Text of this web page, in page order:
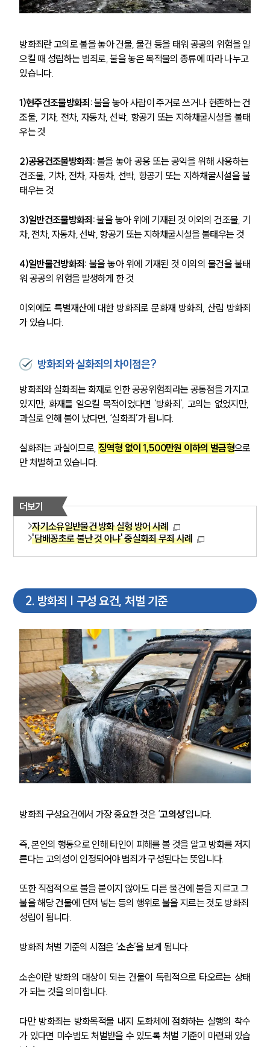
방화죄란 고의로 불을 놓아 건물, 물건 등을 태워 공공의 위험을 일
으킬 때 성립하는 범죄로, 불을 놓은 목적물의 종류에 따라 나누고
있습니다.
1)현주건조물방화죄: 불을 놓아 사람이 주거로 쓰거나 현존하는 건
조물, 기차, 전차, 자동차, 선박, 항공기 또는 지하채굴시설을 불태
우는 것
2)공용건조물방화죄: 불을 놓아 공용 또는 공익을 위해 사용하는
건조물, 기차, 전차, 자동차, 선박, 항공기 또는 지하채굴시설을 불
태우는 것
3)일반건조물방화죄: 불을 놓아 위에 기재된 것 이외의 건조물, 기
차, 전차, 자동차, 선박, 항공기 또는 지하채굴시설을 불태우는 것
4)일반물건방화죄: 불을 놓아 위에 기재된 것 이외의 물건을 불태
워 공공의 위험을 발생하게 한 것
이외에도 특별재산에 대한 방화죄로 문화재 방화죄, 산림 방화죄
가 있습니다.
방화죄와 실화죄의 차이점은?
방화죄와 실화죄는 화재로 인한 공공위험죄라는 공통점을 가지고
있지만, 화재를 일으킬 목적이었다면 ‘방화죄’, 고의는 없었지만,
과실로 인해 불이 났다면, ‘실화죄’가 됩니다.
실화죄는 과실이므로, 징역형 없이 1,500만원 이하의 벌금형으로
만 처벌하고 있습니다.
더보기
자기소유일반물건 방화 실형 방어 사례
'담배꽁초로 불난 것 아냐' 중실화죄 무죄 사례
2. 방화죄 | 구성 요건, 처벌 기준
방화죄 구성요건에서 가장 중요한 것은 ‘고의성’입니다.
즉, 본인의 행동으로 인해 타인이 피해를 볼 것을 알고 방화를 저지
른다는 고의성이 인정되어야 범죄가 구성된다는 뜻입니다.
또한 직접적으로 불을 붙이지 않아도 다른 물건에 불을 지르고 그
불을 해당 건물에 던져 넣는 등의 행위로 불을 지르는 것도 방화죄
성립이 됩니다.
방화죄 처벌 기준의 시점은 ‘소손’을 보게 됩니다.
소손이란 방화의 대상이 되는 건물이 독립적으로 타오르는 상태
가 되는 것을 의미합니다.
다만 방화죄는 방화목적물 내지 도화체에 점화하는 실행의 착수
가 있다면 미수범도 처벌받을 수 있도록 처벌 기준이 마련돼 있습